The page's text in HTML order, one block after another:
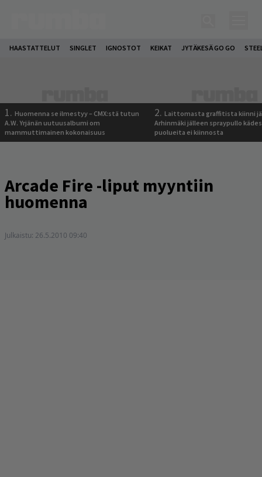
HAASTATTELUT SINGLET IGNOSTOT KEIKAT JYTÄKESÄ GO GO
1. Huomenna se ilmestyy – CMX:stä tutun
A.W. Yrjänän uutuusalbumi om
mammuttimainen kokonaisuus
2. Laittomasta graffitista kiinni
Arhinmäki jälleen spraypullo
puolueita ei kiinnosta
Arcade Fire -liput myyntiin
huomenna
Julkaistu: 26.5.2010 09:40